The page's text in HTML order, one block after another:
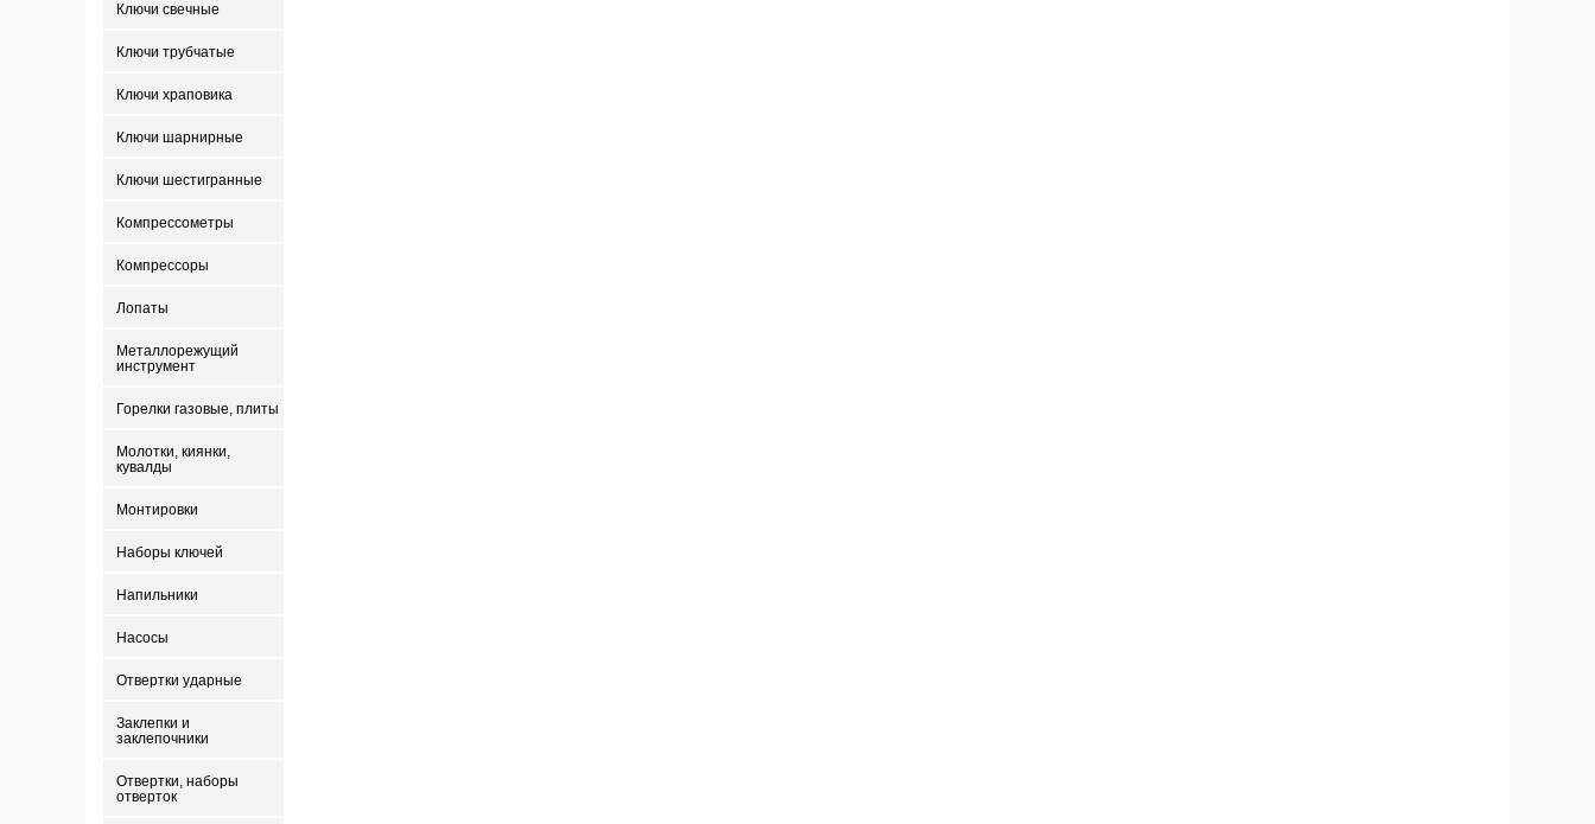
Ключи свечные
Ключи трубчатые
Ключи храповика
Ключи шарнирные
Ключи шестигранные
Компрессометры
Компрессоры
Лопаты
Металлорежущий
инструмент
Горелки газовые, плиты
Молотки, киянки,
кувалды
Монтировки
Наборы ключей
Напильники
Насосы
Отвертки ударные
Заклепки и
заклепочники
Отвертки, наборы
отверток